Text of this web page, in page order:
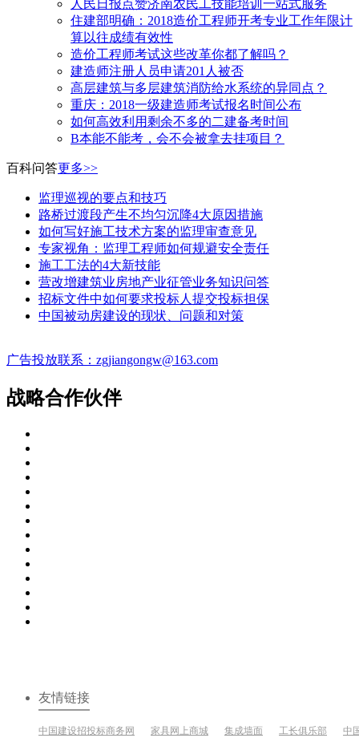
人民日报点赞济南农民工技能培训一站式服务
住建部明确：2018造价工程师开考专业工作年限计
算以往成绩有效性
造价工程师考试这些改革你都了解吗？
建造师注册人员申请201人被否
高层建筑与多层建筑消防给水系统的异同点？
​重庆：2018一级建造师考试报名时间公布
如何高效利用剩余不多的二建备考时间
B本能不能考，会不会被拿去挂项目？
百科问答更多>>
监理巡视的要点和技巧
路桥过渡段产生不均匀沉降4大原因措施
如何写好施工技术方案的监理审查意见
专家视角：监理工程师如何规避安全责任
施工工法的4大新技能
营改增建筑业房地产业征管业务知识问答
招标文件中如何要求投标人提交投标担保
中国被动房建设的现状、问题和对策
广告投放联系：zgjiangongw@163.com
战略合作伙伴
友情链接
中国建设招投标商务网 家具网上商城 集成墙面 工长俱乐部 中